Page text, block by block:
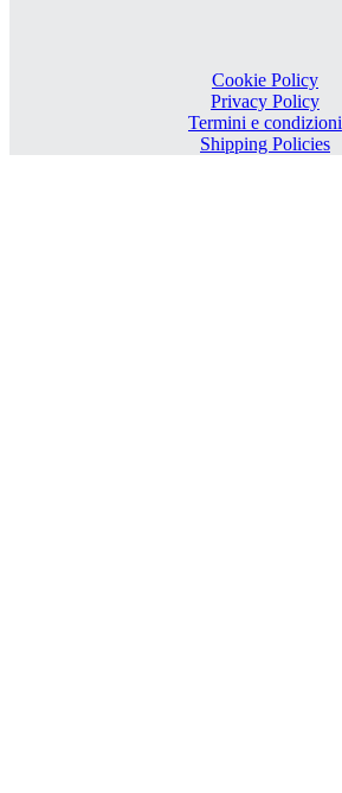
Cookie Policy
Privacy Policy
Termini e condizioni
Shipping Policies